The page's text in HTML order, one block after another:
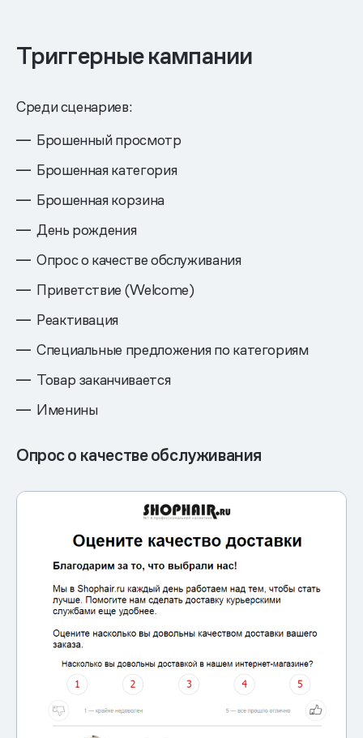
Триггерные кампании
Среди сценариев:
Брошенный просмотр
Брошенная категория
Брошенная корзина
День рождения
Опрос о качестве обслуживания
Приветствие (Welcome)
Реактивация
Специальные предложения по категориям
Товар заканчивается
Именины
Опрос о качестве обслуживания